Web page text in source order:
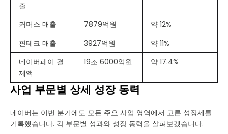
출
커머스 매출 7879억원
약 12%
핀테크 매출
3927억원
약 11%
네이버페이 결
제액
19조 6000억원 약 17.4%
사업 부문별 상세 성장 동력
네이버는 이번 분기에도 모든 주요 사업 영역에서 고른 성장세를
기록했습니다. 각 부문별 성과와 성장 동력을 살펴보겠습니다.